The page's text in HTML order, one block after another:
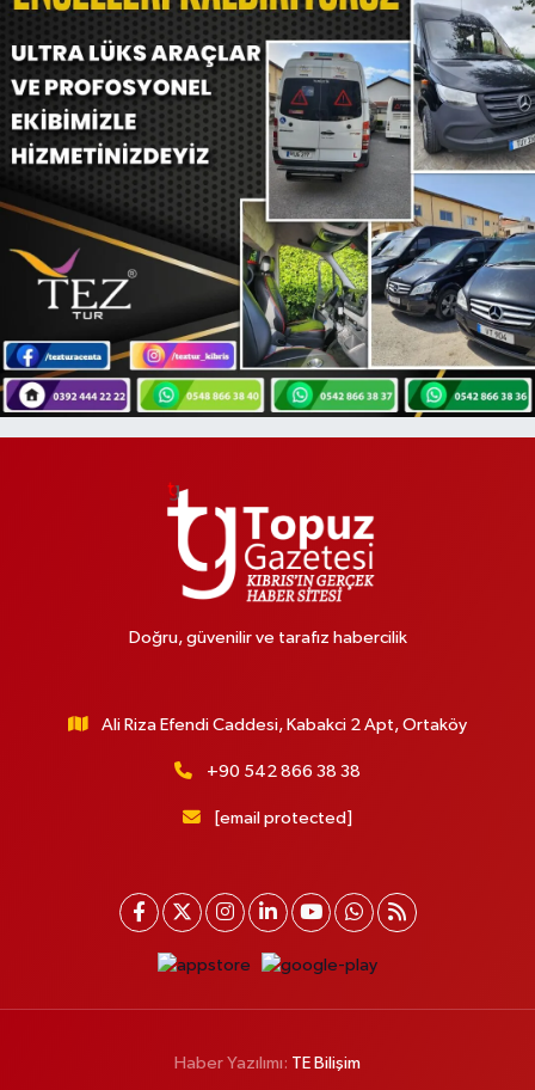
Doğru, güvenilir ve tarafız habercilik
Ali Riza Efendi Caddesi, Kabakci 2 Apt, Ortaköy
+90 542 866 38 38
[email protected]
Haber Yazılımı: TE Bilişim